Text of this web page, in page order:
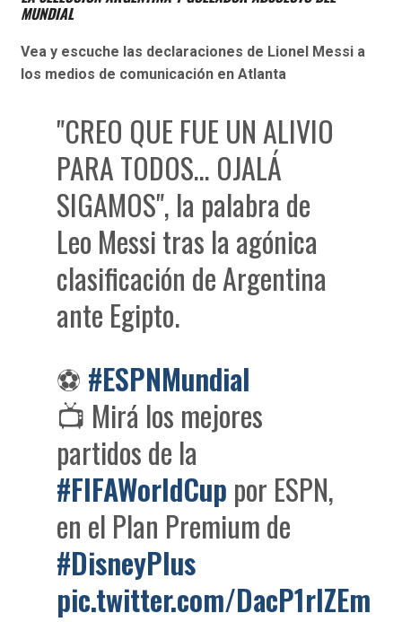
MUNDIAL
Vea y escuche las declaraciones de Lionel Messi a
los medios de comunicación en Atlanta
"CREO QUE FUE UN ALIVIO
PARA TODOS… OJALÁ
SIGAMOS", la palabra de
Leo Messi tras la agónica
clasificación de Argentina
ante Egipto.
⚽ #ESPNMundial
📺 Mirá los mejores
partidos de la
#FIFAWorldCup por ESPN,
en el Plan Premium de
#DisneyPlus
pic.twitter.com/DacP1rlZEm